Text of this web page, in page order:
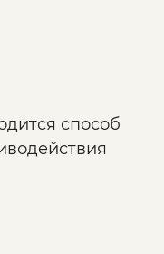
Gene) и
Михая
The
свежий язык
спирали и
способ